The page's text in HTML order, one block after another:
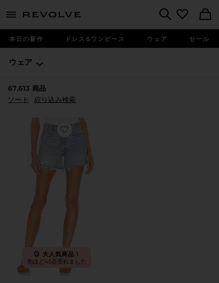
menu - shows more content
本日の新作 ドレス&ワンピース ウェア セール
ウェア
67,613 商品
ソート
絞り込み検索
Favorite PARKER LONG ショートパンツ
大人気商品！
先ほど45点売れました